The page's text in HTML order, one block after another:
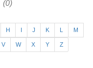
(0)
H J K L M
V W X Y Z